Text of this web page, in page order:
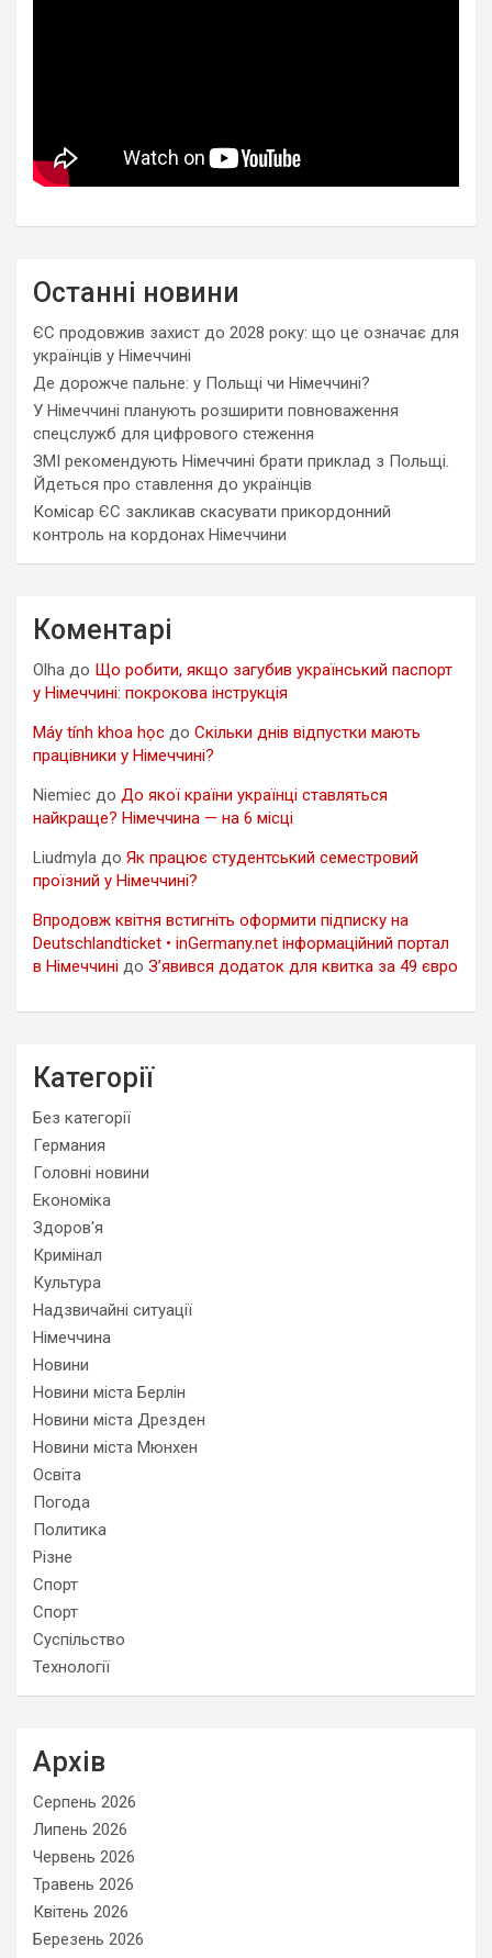
Останні новини
ЄС продовжив захист до 2028 року: що це означає для
українців у Німеччині
Де дорожче пальне: у Польщі чи Німеччині?
У Німеччині планують розширити повноваження
спецслужб для цифрового стеження
ЗМІ рекомендують Німеччині брати приклад з Польщі.
Йдеться про ставлення до українців
Комісар ЄС закликав скасувати прикордонний
контроль на кордонах Німеччини
Коментарі
Olha до Що робити, якщо загубив український паспорт
у Німеччині: покрокова інструкція
Máy tính khoa học до Скільки днів відпустки мають
працівники у Німеччині?
Niemiec до До якої країни українці ставляться
найкраще? Німеччина — на 6 місці
Liudmyla до Як працює студентський семестровий
проїзний у Німеччині?
Впродовж квітня встигніть оформити підписку на
Deutschlandticket • inGermany.net інформаційний портал
в Німеччині до З’явився додаток для квитка за 49 євро
Категорії
Без категорії
Германия
Головні новини
Економіка
Здоров'я
Кримінал
Культура
Надзвичайні ситуації
Німеччина
Новини
Новини міста Берлін
Новини міста Дрезден
Новини міста Мюнхен
Освіта
Погода
Политика
Різне
Спорт
Спорт
Суспільство
Технології
Архів
Серпень 2026
Липень 2026
Червень 2026
Травень 2026
Квітень 2026
Березень 2026